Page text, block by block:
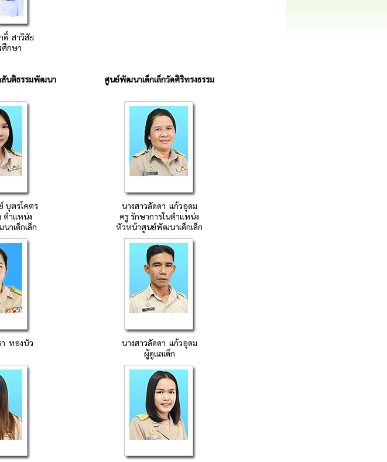
ดิ์ สาวิสัย
ศึกษา
สันติธรรมพัฒนา ศูนย์พัฒนาเด็กเล็กวัดศิริทรงธรรม
บุตรโคตร
นางสาวลัดดา แก้วอุดม
ตำแหน่ง
าเด็กเล็ก
ครู รักษาการในตำแหน่ง
หัวหน้าศูนย์พัฒนาเด็กเล็ก
า ทองบัว
นางสาวลัดดา แก้วอุดม
ผู้ดูแลเด็ก